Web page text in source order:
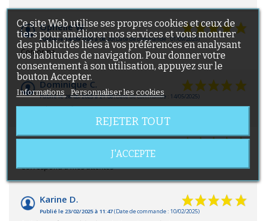
Ophelie W.
Publié le 14/09/2025 à 08:20(Date de commande : 01/09/2025)
Conforme
Dominique C.
Publié le 28/05/2025 à 21:08(Date de commande : 14/05/2025)
Rien a dire conforme
NATHALIE H.
(Date de commande : 06/03/2025)
Correspond à mes attentes
Karine D.
Publié le 23/02/2025 à 11:47(Date de commande : 10/02/2025)
Ce site Web utilise ses propres cookies et ceux de
tiers pour améliorer nos services et vous montrer
des publicités liées à vos préférences en analysant
vos habitudes de navigation. Pour donner votre
consentement à son utilisation, appuyez sur le
bouton Accepter.
Informations Personnaliser les cookies
REJETER TOUT
J'ACCEPTE